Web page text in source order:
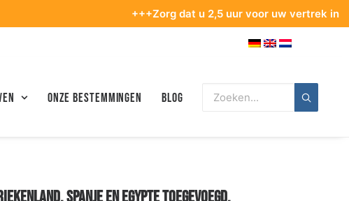
+++Zorg dat u 2,5 uur voor uw vertrek in de
Onze bestemmingen Blog